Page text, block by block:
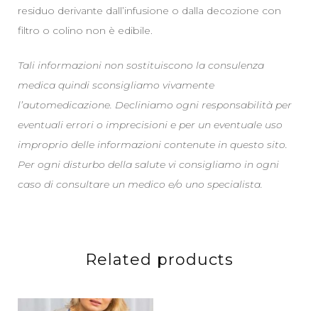
residuo derivante dall’infusione o dalla decozione con
filtro o colino non è edibile.
Tali informazioni non sostituiscono la consulenza
medica quindi sconsigliamo vivamente
l’automedicazione. Decliniamo ogni responsabilità per
eventuali errori o imprecisioni e per un eventuale uso
improprio delle informazioni contenute in questo sito.
Per ogni disturbo della salute vi consigliamo in ogni
caso di consultare un medico e/o uno specialista.
Related products